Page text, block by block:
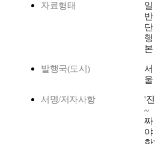
자료형태
일
반
단
행
본
발행국(도시)
서
울
서명/저자사항
'진
~
짜
야